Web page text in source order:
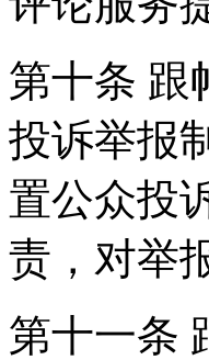
第十条 跟
投诉举报
置公众投
责，对举
第十一条